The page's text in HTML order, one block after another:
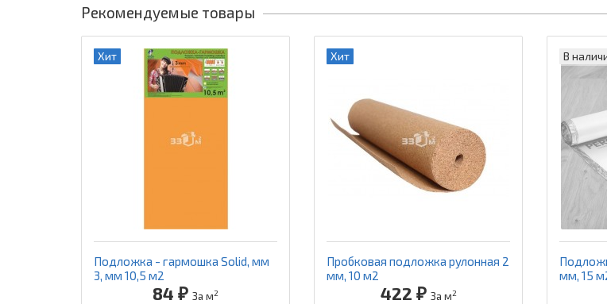
Рекомендуемые товары
Хит
Подложка - гармошка Solid, мм
3, мм 10,5 м2
84 ₽ За м2
Хит
Пробковая подложка рулонная 2
мм, 10 м2
422 ₽ За м2
В
мм, 15